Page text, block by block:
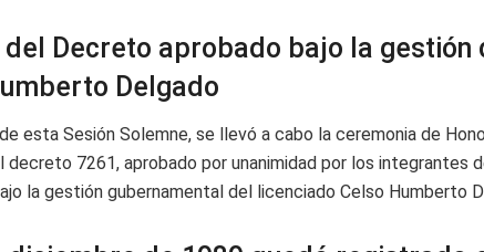
del Decreto aprobado bajo la gestión
Delgado
esta Sesión Solemne, se llevó a cabo la ceremonia de
decreto 7261, aprobado por unanimidad por los integrantes
la gestión gubernamental del licenciado Celso Humberto